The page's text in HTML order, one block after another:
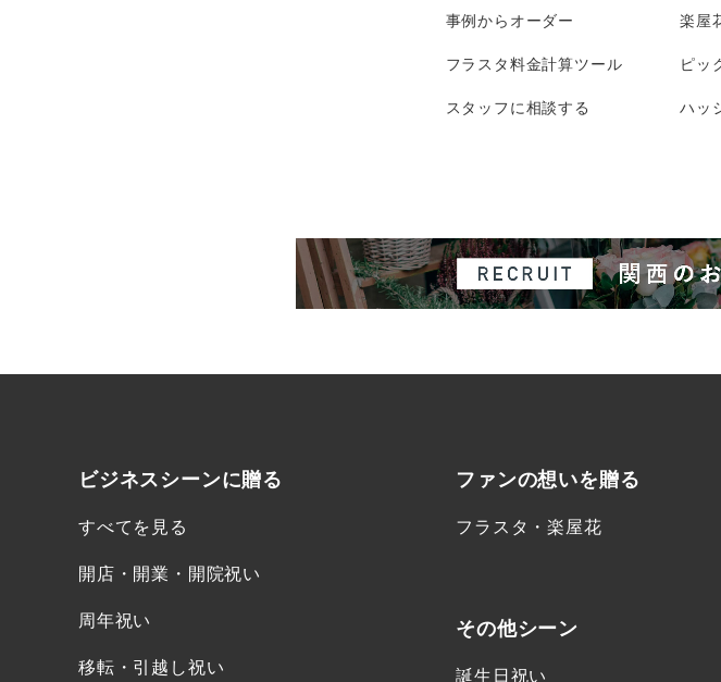
事例からオーダー
フラスタ料金計算ツール
スタッフに相談する
楽屋
ピッ
ハッ
ビジネスシーンに贈る
すべてを見る
開店・開業・開院祝い
周年祝い
移転・引越し祝い
ファンの想いを贈る
フラスタ・楽屋花
その他シーン
誕生日祝い